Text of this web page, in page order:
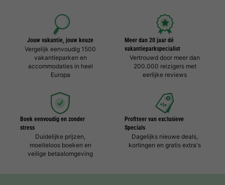
Jouw vakantie, jouw keuze
Vergelijk eenvoudig 1500
vakantieparken en
accommodaties in heel
Europa
Meer dan 20 jaar dé
vakantieparkspecialist
Vertrouwd door meer dan
200.000 reizigers met
eerlijke reviews
Boek eenvoudig en zonder
stress
Duidelijke prijzen,
moeiteloos boeken en
veilige betaalomgeving
Profiteer van exclusieve
Specials
Dagelijks nieuwe deals,
kortingen en gratis extra's